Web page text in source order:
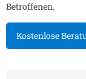
Betroffenen.
Kostenlose